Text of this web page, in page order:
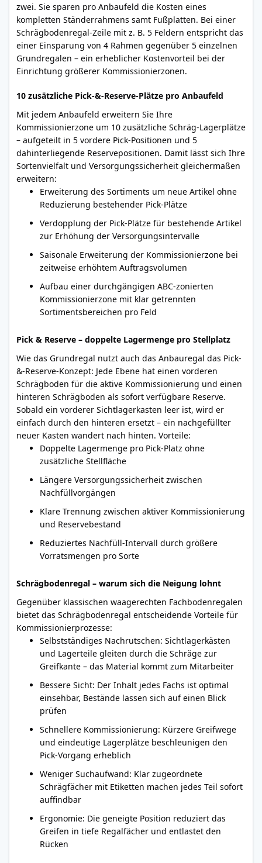
zwei. Sie sparen pro Anbaufeld die Kosten eines
kompletten Ständerrahmens samt Fußplatten. Bei einer
Schrägbodenregal-Zeile mit z. B. 5 Feldern entspricht das
einer Einsparung von 4 Rahmen gegenüber 5 einzelnen
Grundregalen – ein erheblicher Kostenvorteil bei der
Einrichtung größerer Kommissionierzonen.
10 zusätzliche Pick-&-Reserve-Plätze pro Anbaufeld
Mit jedem Anbaufeld erweitern Sie Ihre
Kommissionierzone um 10 zusätzliche Schräg-Lagerplätze
– aufgeteilt in 5 vordere Pick-Positionen und 5
dahinterliegende Reservepositionen. Damit lässt sich Ihre
Sortenvielfalt und Versorgungssicherheit gleichermaßen
erweitern:
Erweiterung des Sortiments um neue Artikel ohne
Reduzierung bestehender Pick-Plätze
Verdopplung der Pick-Plätze für bestehende Artikel
zur Erhöhung der Versorgungsintervalle
Saisonale Erweiterung der Kommissionierzone bei
zeitweise erhöhtem Auftragsvolumen
Aufbau einer durchgängigen ABC-zonierten
Kommissionierzone mit klar getrennten
Sortimentsbereichen pro Feld
Pick & Reserve – doppelte Lagermenge pro Stellplatz
Wie das Grundregal nutzt auch das Anbauregal das Pick-
&-Reserve-Konzept: Jede Ebene hat einen vorderen
Schrägboden für die aktive Kommissionierung und einen
hinteren Schrägboden als sofort verfügbare Reserve.
Sobald ein vorderer Sichtlagerkasten leer ist, wird er
einfach durch den hinteren ersetzt – ein nachgefüllter
neuer Kasten wandert nach hinten. Vorteile:
Doppelte Lagermenge pro Pick-Platz ohne
zusätzliche Stellfläche
Längere Versorgungssicherheit zwischen
Nachfüllvorgängen
Klare Trennung zwischen aktiver Kommissionierung
und Reservebestand
Reduziertes Nachfüll-Intervall durch größere
Vorratsmengen pro Sorte
Schrägbodenregal – warum sich die Neigung lohnt
Gegenüber klassischen waagerechten Fachbodenregalen
bietet das Schrägbodenregal entscheidende Vorteile für
Kommissionierprozesse:
Selbstständiges Nachrutschen: Sichtlagerkästen
und Lagerteile gleiten durch die Schräge zur
Greifkante – das Material kommt zum Mitarbeiter
Bessere Sicht: Der Inhalt jedes Fachs ist optimal
einsehbar, Bestände lassen sich auf einen Blick
prüfen
Schnellere Kommissionierung: Kürzere Greifwege
und eindeutige Lagerplätze beschleunigen den
Pick-Vorgang erheblich
Weniger Suchaufwand: Klar zugeordnete
Schrägfächer mit Etiketten machen jedes Teil sofort
auffindbar
Ergonomie: Die geneigte Position reduziert das
Greifen in tiefe Regalfächer und entlastet den
Rücken